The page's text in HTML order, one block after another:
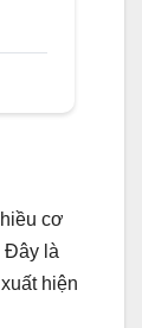
cơ
Đây là
hiện